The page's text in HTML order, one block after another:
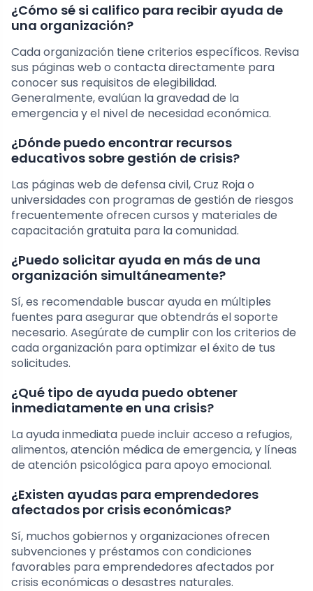
¿Cómo sé si califico para recibir ayuda de
una organización?
Cada organización tiene criterios específicos. Revisa
sus páginas web o contacta directamente para
conocer sus requisitos de elegibilidad.
Generalmente, evalúan la gravedad de la
emergencia y el nivel de necesidad económica.
¿Dónde puedo encontrar recursos
educativos sobre gestión de crisis?
Las páginas web de defensa civil, Cruz Roja o
universidades con programas de gestión de riesgos
frecuentemente ofrecen cursos y materiales de
capacitación gratuita para la comunidad.
¿Puedo solicitar ayuda en más de una
organización simultáneamente?
Sí, es recomendable buscar ayuda en múltiples
fuentes para asegurar que obtendrás el soporte
necesario. Asegúrate de cumplir con los criterios de
cada organización para optimizar el éxito de tus
solicitudes.
¿Qué tipo de ayuda puedo obtener
inmediatamente en una crisis?
La ayuda inmediata puede incluir acceso a refugios,
alimentos, atención médica de emergencia, y líneas
de atención psicológica para apoyo emocional.
¿Existen ayudas para emprendedores
afectados por crisis económicas?
Sí, muchos gobiernos y organizaciones ofrecen
subvenciones y préstamos con condiciones
favorables para emprendedores afectados por
crisis económicas o desastres naturales.